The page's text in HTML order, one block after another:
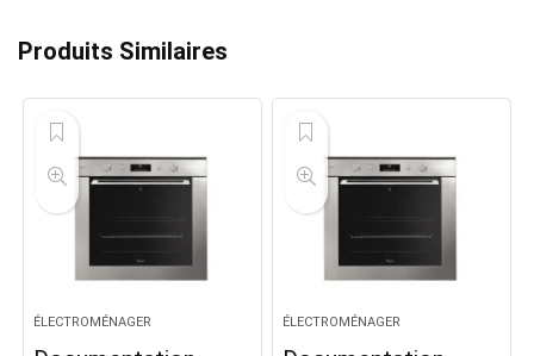
Produits Similaires
ÉLECTROMÉNAGER ÉLECTROMÉNAGER